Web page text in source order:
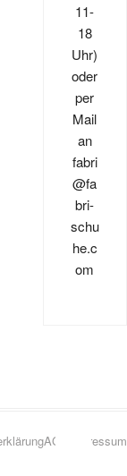
11-
18
Uhr)
oder
per
Mail
an
fabri
@fa
bri-
schu
he.c
om
Impressum
AGB